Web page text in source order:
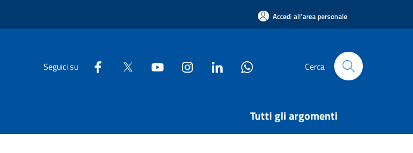
Accedi all'area personale
Seguici su Cerca
Tutti gli argomenti